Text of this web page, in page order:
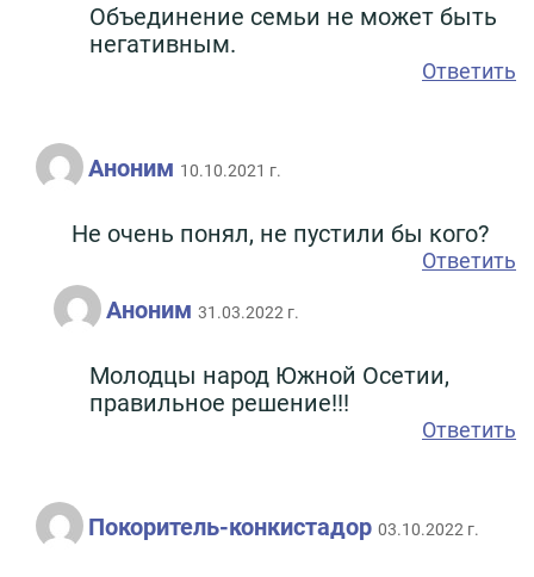
Объединение семьи не может быть
негативным.
Ответить
Аноним 10.10.2021 г.
Не очень понял, не пустили бы кого?
Ответить
Аноним 31.03.2022 г.
Молодцы народ Южной Осетии,
правильное решение!!!
Ответить
Покоритель-конкистадор 03.10.2022 г.